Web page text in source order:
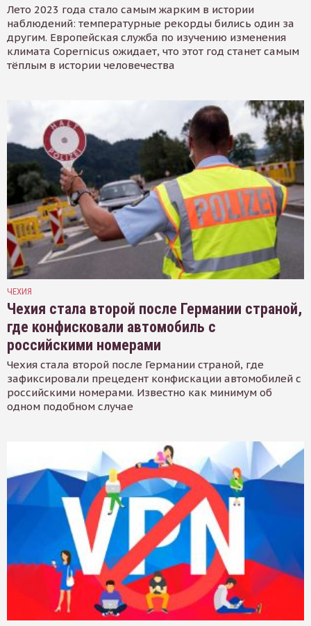
Лето 2023 года стало самым жарким в истории
наблюдений: температурные рекорды бились один за
другим. Европейская служба по изучению изменения
климата Copernicus ожидает, что этот год станет самым
тёплым в истории человечества
ЧЕХИЯ
Чехия стала второй после Германии страной,
где конфисковали автомобиль с
российскими номерами
Чехия стала второй после Германии страной, где
зафиксировали прецедент конфискации автомобилей с
российскими номерами. Известно как минимум об
одном подобном случае